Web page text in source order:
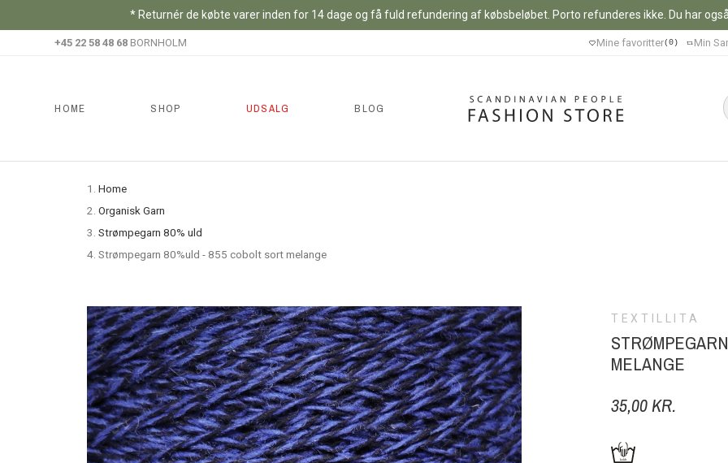
* Returnér de købte varer inden for 14 dage og få fuld refundering af købsbeløbet. Porto refunderes ikke. Du har
+45 22 58 48 68 BORNHOLM Mine favoritter 0 Min
HOME SHOP UDSALG BLOG
Home
Organisk Garn
Strømpegarn 80% uld
Strømpegarn 80%uld - 855 cobolt sort melange
TEXTILLITA
MELANGE
35,00 KR.